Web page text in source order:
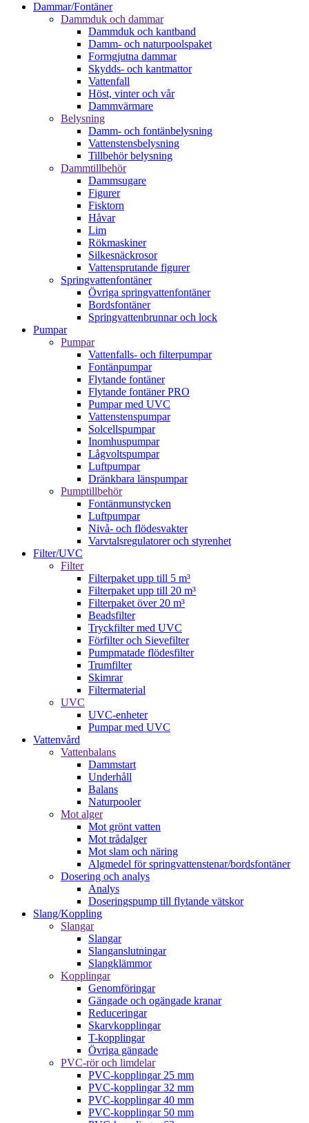
Dammar/Fontäner
Dammduk och dammar
Dammduk och kantband
Damm- och naturpoolspaket
Formgjutna dammar
Skydds- och kantmattor
Vattenfall
Höst, vinter och vår
Dammvärmare
Belysning
Damm- och fontänbelysning
Vattenstensbelysning
Tillbehör belysning
Dammtillbehör
Dammsugare
Figurer
Fisktorn
Håvar
Lim
Rökmaskiner
Silkesnäckrosor
Vattensprutande figurer
Springvattenfontäner
Övriga springvattenfontäner
Bordsfontäner
Springvattenbrunnar och lock
Pumpar
Pumpar
Vattenfalls- och filterpumpar
Fontänpumpar
Flytande fontäner
Flytande fontäner PRO
Pumpar med UVC
Vattenstenspumpar
Solcellspumpar
Inomhuspumpar
Lågvoltspumpar
Luftpumpar
Dränkbara länspumpar
Pumptillbehör
Fontänmunstycken
Luftpumpar
Nivå- och flödesvakter
Varvtalsregulatorer och styrenhet
Filter/UVC
Filter
Filterpaket upp till 5 m³
Filterpaket upp till 20 m³
Filterpaket över 20 m³
Beadsfilter
Tryckfilter med UVC
Förfilter och Sievefilter
Pumpmatade flödesfilter
Trumfilter
Skimrar
Filtermaterial
UVC
UVC-enheter
Pumpar med UVC
Vattenvård
Vattenbalans
Dammstart
Underhåll
Balans
Naturpooler
Mot alger
Mot grönt vatten
Mot trådalger
Mot slam och näring
Algmedel för springvattenstenar/bordsfontäner
Dosering och analys
Analys
Doseringspump till flytande vätskor
Slang/Koppling
Slangar
Slangar
Slanganslutningar
Slangklämmor
Kopplingar
Genomföringar
Gängade och ogängade kranar
Reduceringar
Skarvkopplingar
T-kopplingar
Övriga gängade
PVC-rör och limdelar
PVC-kopplingar 25 mm
PVC-kopplingar 32 mm
PVC-kopplingar 40 mm
PVC-kopplingar 50 mm